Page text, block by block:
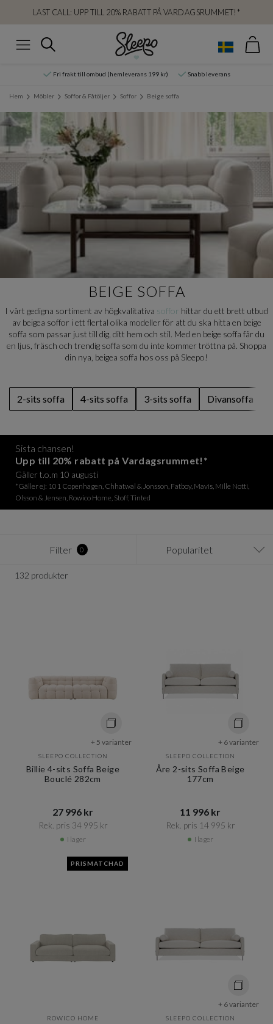
LAST CALL: UPP TILL 20% RABATT PÅ VARDAGSRUMMET!*
Sök
Fri frakt till ombud (hemleverans 199 kr) Snabb leverans
Hem Möbler Soffor & Fåtöljer Soffor Beige soffa
BEIGE SOFFA
I vårt gedigna sortiment av högkvalitativa soffor hittar du ett brett utbud
av beigea soffor i ett flertal olika modeller för att du ska hitta en beige
soffa som passar just till dig, ditt hem och stil. Med en beige soffa får du
en ljus, fräsch och trendig soffa som du inte kommer tröttna på. Shoppa
din nya, beigea soffa hos oss på Sleepo!
2-sits soffa 4-sits soffa 3-sits soffa Divansoffa
Sista chansen!
Upp till 20% rabatt på Vardagsrummet!*
Gäller t.o.m 10 augusti
*Gäller ej: 101 Copenhagen, Chhatwal & Jonsson, Fatboy, Mavis, Mille Notti,
Olsson & Jensen, Rowico Home, Stoff, Tinted
Filter 0 Popularitet
132 produkter
+ 5 varianter
SLEEPO COLLECTION
Billie 4-sits Soffa Beige
Bouclé 282cm
27 996 kr​​
Rek. pris 34 995 kr​​
I lager
+ 6 varianter
SLEEPO COLLECTION
Åre 2-sits Soffa Beige
177cm
11 996 kr​​
Rek. pris 14 995 kr​​
I lager
PRISMATCHAD
ROWICO HOME
+ 6 varianter
SLEEPO COLLECTION